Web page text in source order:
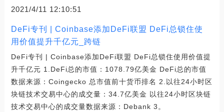
2021/4/11 12:10:51
DeFi专刊 | Coinbase添加DeFi联盟 DeFi总锁住使
用价值提升千亿元_跨链
DeFi专刊 | Coinbase添加DeFi联盟 DeFi总锁住使用价值提
升千亿元 1.DeFi总的市值：1078.79亿美金 DeFi总的市值
数据来源：Coingecko 总市值前十货币排名 2.以往24小时区
块链技术交易中心的成交量：34.7亿美金 以往24小时区块链
技术交易中心的成交量数据来源：Debank 3。